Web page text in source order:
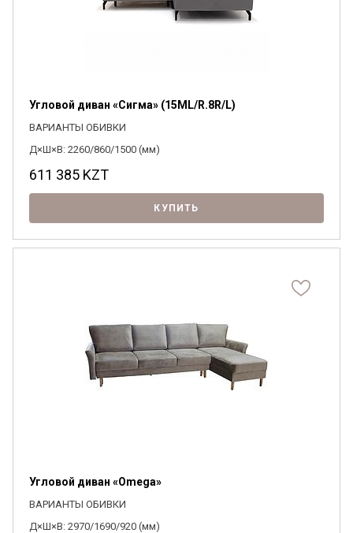
Угловой диван «Сигма» (15ML/R.8R/L)
ВАРИАНТЫ ОБИВКИ
Д×Ш×В: 2260/860/1500 (мм)
611 385 KZT
КУПИТЬ
Угловой диван «Omega»
ВАРИАНТЫ ОБИВКИ
Д×Ш×В: 2970/1690/920 (мм)